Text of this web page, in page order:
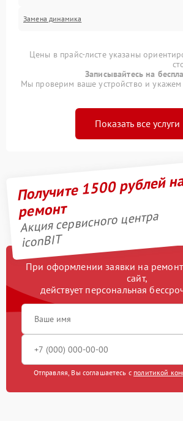
Замена динамика
Цены в прайс-листе указаны
Записывайтесь на
Мы проверим ваше устройство и укажем
Показать все услуги
Получите 1500 рублей
ремонт
Акция сервисного центра
iconBIT
При оформлении заявки на
сайт,
действует персональная
Отправляя, Вы соглашаетесь с политикой